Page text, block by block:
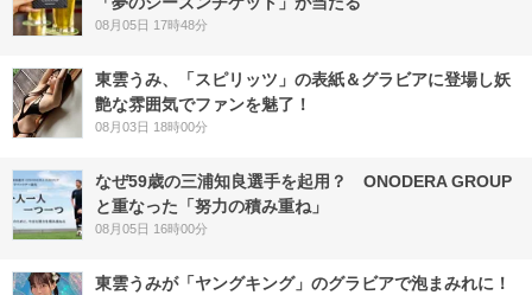
08月05日 17時48分
東雲うみ、「スピリッツ」の表紙＆グラビアに登場し妖
艶な雰囲気でファンを魅了！
08月03日 18時00分
なぜ59歳の三浦知良選手を起用？ ONODERA GROUP
と重なった「努力の積み重ね」
08月05日 16時00分
東雲うみが「ヤングキング」のグラビアで泡まみれに！